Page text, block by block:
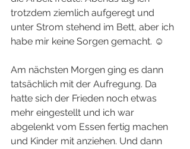
trotzdem ziemlich aufgeregt und
unter Strom stehend im Bett, aber ich
habe mir keine Sorgen gemacht. ☺️
Am nächsten Morgen ging es dann
tatsächlich mit der Aufregung. Da
hatte sich der Frieden noch etwas
mehr eingestellt und ich war
abgelenkt vom Essen fertig machen
und Kinder mit anziehen. Und dann